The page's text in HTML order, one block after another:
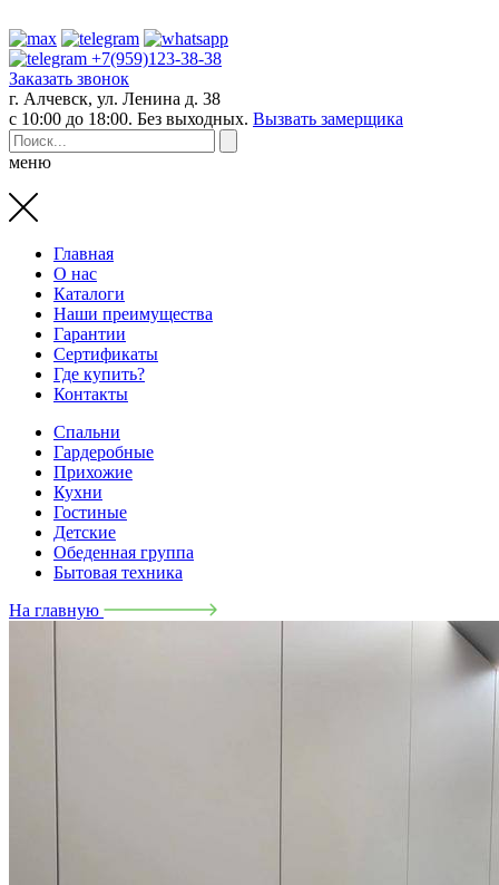
+7(959)123-38-38
Заказать звонок
г. Алчевск, ул. Ленина д. 38
с 10:00 до 18:00. Без выходных. Вызвать замерщика
меню
Главная
О нас
Каталоги
Наши преимущества
Гарантии
Сертификаты
Где купить?
Контакты
Спальни
Гардеробные
Прихожие
Кухни
Гостиные
Детские
Обеденная группа
Бытовая техника
На главную